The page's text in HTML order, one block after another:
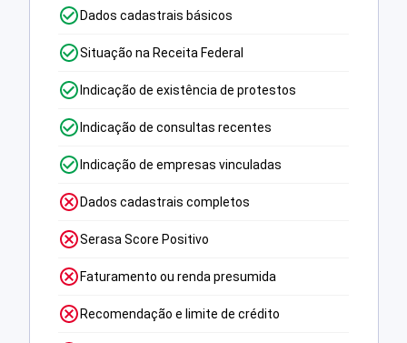
Dados cadastrais básicos
Situação na Receita Federal
Indicação de existência de protestos
Indicação de consultas recentes
Indicação de empresas vinculadas
Dados cadastrais completos
Serasa Score Positivo
Faturamento ou renda presumida
Recomendação e limite de crédito